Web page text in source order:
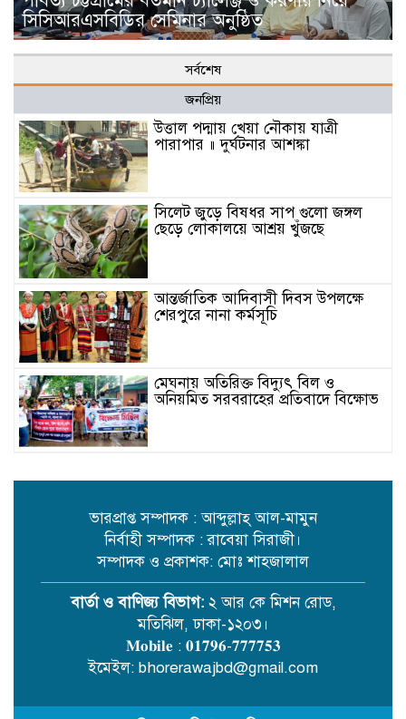
সিসিআরএসবিডির সেমিনার অনুষ্ঠিত
সর্বশেষ
জনপ্রিয়
উত্তাল পদ্মায় খেয়া নৌকায় যাত্রী
পারাপার ॥ দুর্ঘটনার আশঙ্কা
সিলেট জুড়ে বিষধর সাপ গুলো জঙ্গল
ছেড়ে লোকালয়ে আশ্রয় খুঁজছে
আন্তর্জাতিক আদিবাসী দিবস উপলক্ষে
শেরপুরে নানা কর্মসূচি
মেঘনায় অতিরিক্ত বিদ্যুৎ বিল ও
অনিয়মিত সরবরাহের প্রতিবাদে বিক্ষোভ
হচ্ছে, জনভোগান্তি চরমে
পার্বত্য চট্টগ্রামের বর্তমান চ্যালেঞ্জ ও
করণীয় নিয়ে সিসিআরএসবিডির
সেমিনার অনুষ্ঠিত
সড়ক নিরাপত্তায় বিশেষ অবদান রাখায়
নিসচা বিশেষ সম্মাননা পেলেন লায়ন গনি
মিয়া বাবুল
ভারপ্রাপ্ত সম্পাদক : আব্দুল্লাহ্ আল-মামুন
নির্বাহী সম্পাদক : রাবেয়া সিরাজী।
সম্পাদক ও প্রকাশক: মোঃ শাহজালাল
বার্তা ও বাণিজ্য বিভাগ: ২ আর কে মিশন রোড,
মতিঝিল, ঢাকা-১২০৩।
𝐌𝐨𝐛𝐢𝐥𝐞 : 𝟎𝟏𝟕𝟗𝟔-𝟕𝟕𝟕𝟕𝟓𝟑
ইমেইল: bhorerawajbd@gmail.com